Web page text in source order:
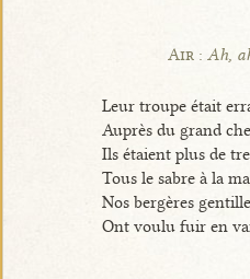
Air : Ah,
Leur troupe était
Auprès du grand
Ils étaient plus de
Tous le sabre à la
Nos bergères
Ont voulu fuir en